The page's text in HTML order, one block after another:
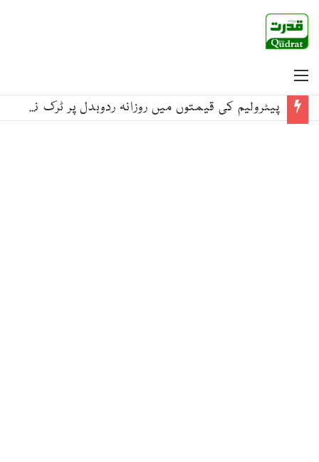
پیٹرولیم کی قیمتوں میں روزانہ ردوبدل پر ٹرک نہیں چلاسکتے، گڈز ٹرانسپورٹرز ایسوسی ایشن